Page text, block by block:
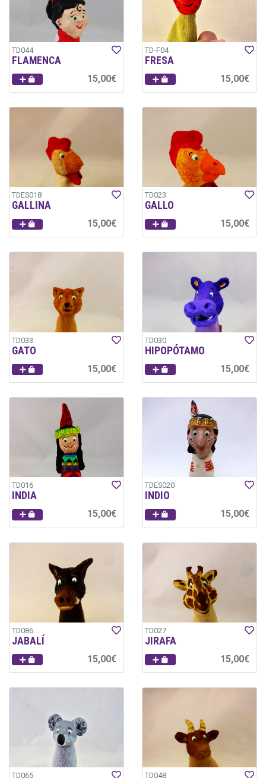
TD044
FLAMENCA
15,00€
TD-F04
FRESA
15,00€
TDES018
GALLINA
15,00€
TD023
GALLO
15,00€
TD033
GATO
15,00€
TD030
HIPOPÓTAMO
15,00€
TD016
INDIA
15,00€
TDES020
INDIO
15,00€
TD086
JABALÍ
15,00€
TD027
JIRAFA
15,00€
TD065 TD048